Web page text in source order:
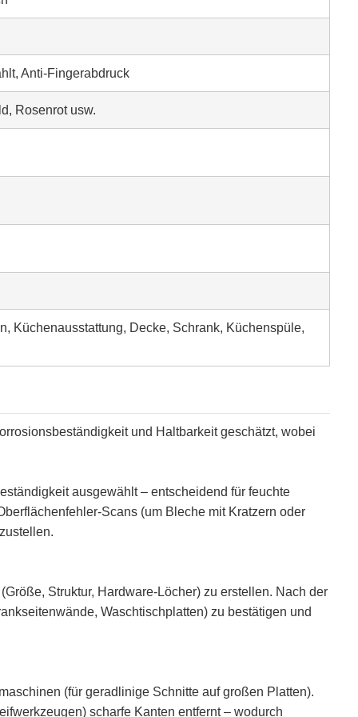
Anti-Fingerabdruck
Rosenrot usw.
Küchenausstattung, Decke, Schrank, Küchenspüle,
und Haltbarkeit geschätzt, wobei
ausgewählt – entscheidend für feuchte
Scans (um Bleche mit Kratzern oder
Struktur, Hardware-Löcher) zu erstellen. Nach der
Waschtischplatten) zu bestätigen und
(für geradlinige Schnitte auf großen Platten).
scharfe Kanten entfernt – wodurch